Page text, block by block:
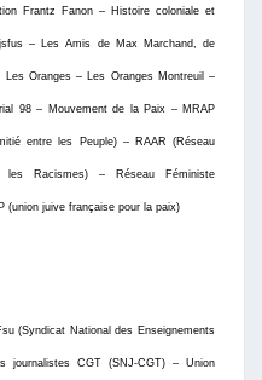
Frantz Fanon – Histoire coloniale et
– Les Amis de Max Marchand, de
Oranges – Les Oranges Montreuil –
98 – Mouvement de la Paix – M RAP
entre les Peuple) – RAAR (Réseau
les Racismes) – Réseau Féministe
(union juive française pour la paix)
(Syndicat National des Enseignements
journalistes CGT (SNJ-CGT) – Union